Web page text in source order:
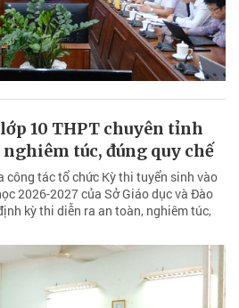
10 THPT chuyên tỉnh
túc, đúng quy chế
công tác tổ chức Kỳ thi tuyển sinh vào
2026-2027 của Sở Giáo dục và Đào
kỳ thi diễn ra an toàn, nghiêm túc,